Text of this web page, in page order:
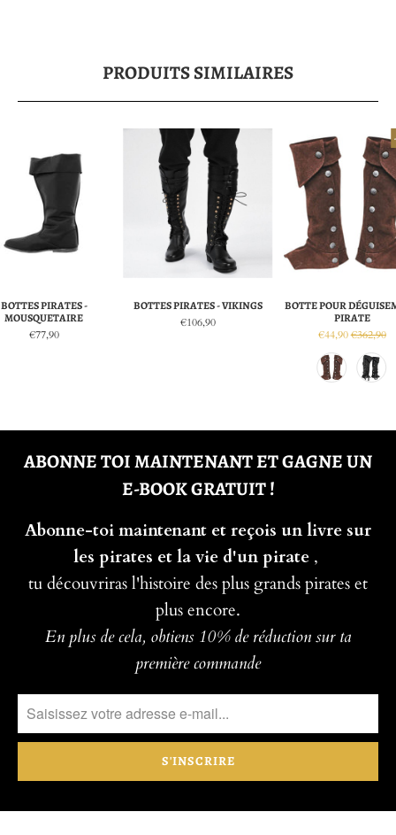
PRODUITS SIMILAIRES
BOTTES PIRATES -
MOUSQUETAIRE
€77,90
BOTTES PIRATES - VIKINGS
€106,90
BOTTE POUR
PIRATE
€44,90€362,90
ABONNE TOI MAINTENANT ET GAGNE UN
E-BOOK GRATUIT !
Abonne-toi maintenant et reçois un livre sur
les pirates et la vie d'un pirate ,
tu découvriras l'histoire des plus grands pirates et
plus encore.
En plus de cela, obtiens 10% de réduction sur ta
première commande